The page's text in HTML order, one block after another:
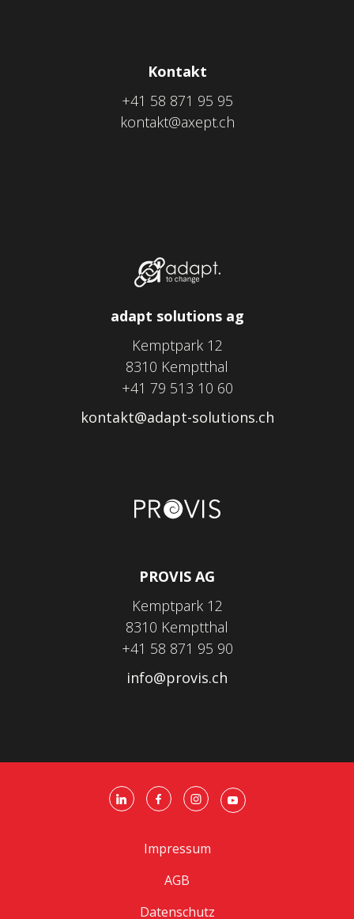
Kontakt
+41 58 871 95 95
kontakt@axept.ch
adapt solutions ag
Kemptpark 12
8310 Kemptthal
+41 79 513 10 60
kontakt@adapt-solutions.ch
PROVIS AG
Kemptpark 12
8310 Kemptthal
+41 58 871 95 90
info@provis.ch
Impressum
AGB
Datenschutz